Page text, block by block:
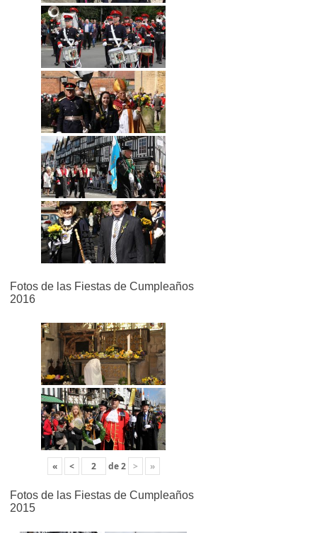
Fotos de las Fiestas de Cumpleaños
2016
« < de2 > »
Fotos de las Fiestas de Cumpleaños
2015